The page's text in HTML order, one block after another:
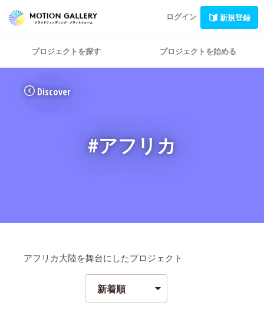
ログイン 新規登録
プロジェクトを探す プロジェクトを始める
Discover
#アフリカ
アフリカ大陸を舞台にしたプロジェクト